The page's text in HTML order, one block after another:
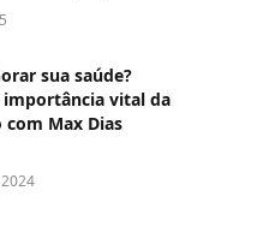
sua saúde?
importância vital da
com Max Dias